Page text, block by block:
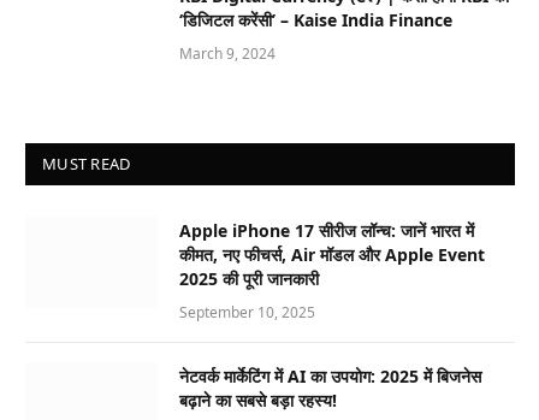
‘डिजिटल करेंसी’ – Kaise India Finance
March 9, 2024
MUST READ
Apple iPhone 17 सीरीज लॉन्च: जानें भारत में
कीमत, नए फीचर्स, Air मॉडल और Apple Event
2025 की पूरी जानकारी
September 10, 2025
नेटवर्क मार्केटिंग में AI का उपयोग: 2025 में बिजनेस
बढ़ाने का सबसे बड़ा रहस्य!